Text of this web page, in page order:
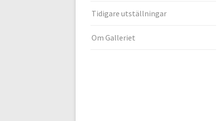
Tidigare utställningar
Om Galleriet